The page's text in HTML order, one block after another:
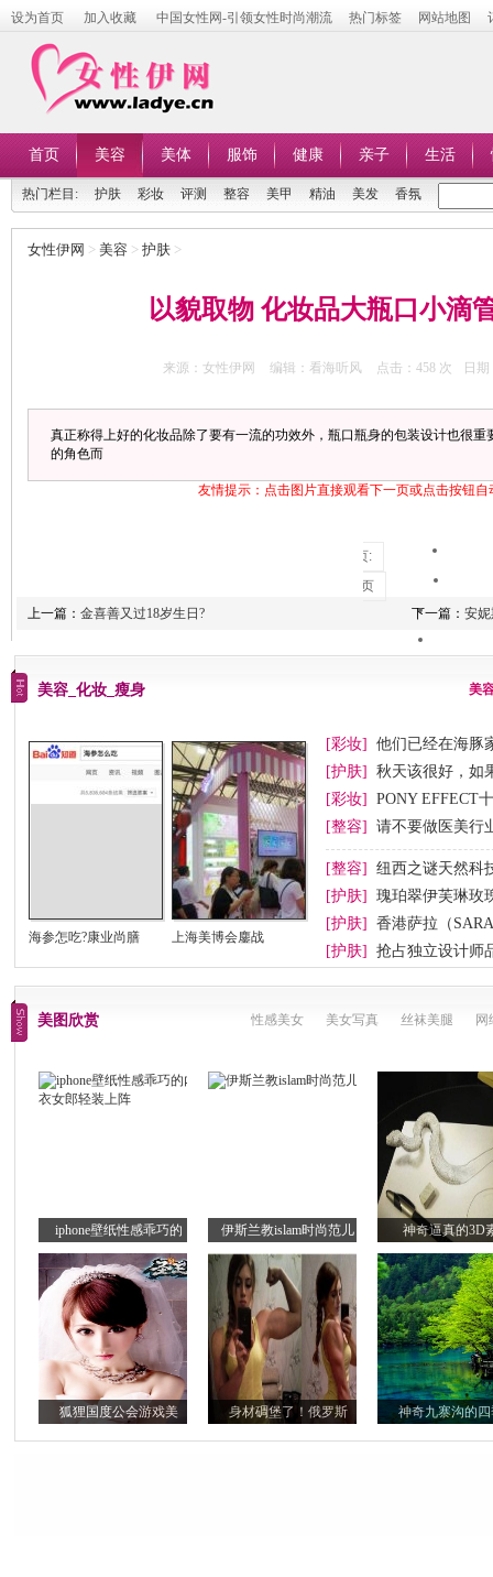
设为首页 加入收藏 中国女性网-引领女性时尚潮流 热门标签 网站地图
首页 美容 美体 服饰 健康 亲子 生活
热门栏目: 护肤 彩妆 评测 整容 美甲 精油 美发 香氛
女性伊网 > 美容 > 护肤 >
以貌取物 化妆品大瓶口小滴
来源：女性伊网 编辑：看海听风 点击： 458 次 日期
真正称得上好的化妆品除了要有一流的功效外，瓶口瓶身的包装设计也很重
的角色而
友情提示：点击图片直接观看下一页或点击按钮自
共2页:
上一页
上一篇： 金喜善又过18岁生日? 下一篇： 安
美容_化妆_瘦身 美
海参怎吃?康业尚膳 上海美博会鏖战
[彩妆]
他们已经在海豚
[护肤]
秋天该很好，如
[彩妆]
PONY EFFECT
节妆
[整容] 请不要做医美行
[整容]
纽西之谜天然科
[护肤]
瑰珀翠伊芙琳玫
[护肤]
香港萨拉（
[护肤]
抢占独立设计师
美图欣赏 性感美女 美女写真 丝袜美腿 网
iphone壁纸性感乖巧的 伊斯兰教islam时尚范儿 神奇逼真的3D
狐狸国度公会游戏美 身材碉堡了！俄罗斯 神奇九寨沟的